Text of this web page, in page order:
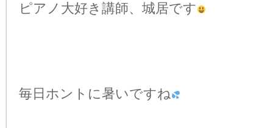
ピアノ大好き講師、城居です
毎日ホントに暑いですね